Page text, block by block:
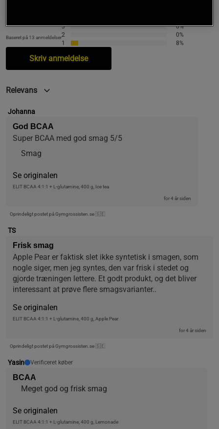
Baseret på 13 anmeldelser
3
0%
2
0%
1
8%
Skriv anmeldelse
Relevans
Johanna
God BCAA
Super BCAA med god smag 5/5
Smag
Se originalen
ELIT BCAA 4:1:1 + L-glutamine, 400 g, Ice tea
for 4 år siden
Oprindeligt postet på Gymgrossisten.se 🇸🇪
TS
Frisk smag
Apple Pear er faktisk slet ikke syntetisk i smagen, som
nogle siger, men jeg syntes, den var frisk i stedet og
gjorde træningen lettere. Et godt produkt, og det bliver
interessant at prøve flere smagsvarianter..
Se originalen
ELIT BCAA 4:1:1 + L-glutamine, 400 g, Apple Pear
for 4 år siden
Oprindeligt postet på Gymgrossisten.se 🇸🇪
Yasin Verificeret køber
BCAA
Meget god og frisk smag
Se originalen
ELIT BCAA 4:1:1 + L-glutamine, 400 g, Lemonade